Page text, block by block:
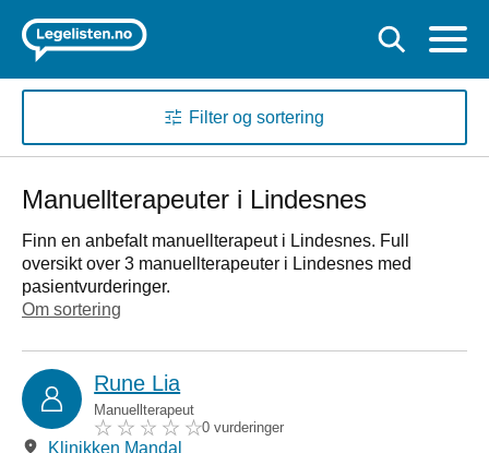
Filter og sortering
Manuellterapeuter i Lindesnes
Finn en anbefalt manuellterapeut i Lindesnes. Full
oversikt over 3 manuellterapeuter i Lindesnes med
pasientvurderinger.
Om sortering
Rune Lia
Manuellterapeut
0 vurderinger
Klinikken Mandal